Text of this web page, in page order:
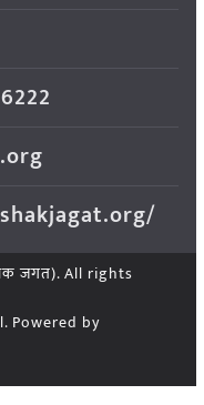
जगत). All rights
Powered by